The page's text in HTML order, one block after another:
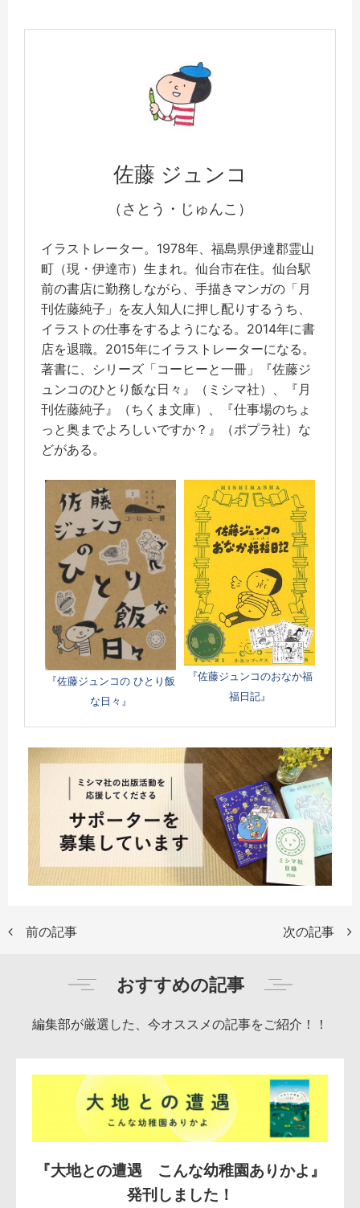
佐藤 ジュンコ
（さとう・じゅんこ）
イラストレーター。1978年、福島県伊達郡霊山
町（現・伊達市）生まれ。仙台市在住。仙台駅
前の書店に勤務しながら、手描きマンガの「月
刊佐藤純子」を友人知人に押し配りするうち、
イラストの仕事をするようになる。2014年に書
店を退職。2015年にイラストレーターになる。
著書に、シリーズ「コーヒーと一冊」『佐藤ジ
ュンコのひとり飯な日々』（ミシマ社）、『月
刊佐藤純子』（ちくま文庫）、『仕事場のちょ
っと奥までよろしいですか？』（ポプラ社）な
どがある。
『佐藤ジュンコの ひとり飯
な日々』
『佐藤ジュンコのおなか福
福日記』
前の記事 次の記事
おすすめの記事
編集部が厳選した、今オススメの記事をご紹介！！
『大地との遭遇 こんな幼稚園ありかよ』
発刊しました！